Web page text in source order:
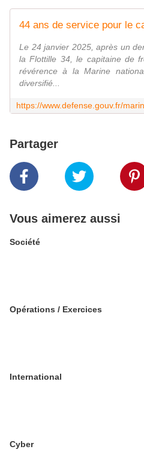
Le 24 janvier 2025, après un
la Flottille 34, le capitaine de
révérence à la Marine
diversifié...
Partager
Vous aimerez aussi
Société
Opérations / Exercices
International
Cyber